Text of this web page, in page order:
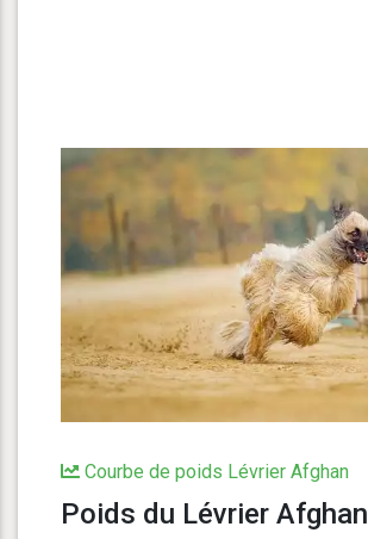
Courbe de poids Lévrier Afghan
Poids du Lévrier Afghan